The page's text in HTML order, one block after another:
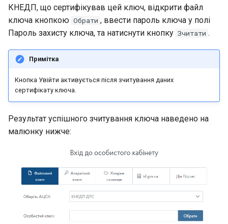
КНЕДП, що сертифiкував цей ключ, вiдкрити файл
ключа кнопкою Обрати , ввести пароль ключа у полi
Пароль захисту ключа, та натиснути кнопку Зчитати .
Примітка
Кнопка Увiйти активується пiсля зчитування даних
сертифiкату ключа.
Результат успішного зчитування ключа наведено на
малюнку нижче: